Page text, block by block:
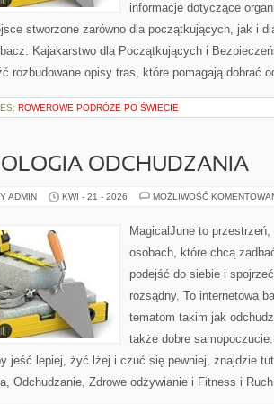
informacje dotyczące
stworzone zarówno dla początkujących, jak i
Kajakarstwo dla Początkujących i
rozbudowane opisy tras, które pomagają dobrać
ROWEROWE PODRÓŻE PO ŚWIECIE
ODCHUDZANIA
ADMIN KWI - 21 - 2026 MOŻLIWOŚĆ
MagicalJune to
osobach, które chcą
podejść do siebie i
rozsądny. To internetowa
tematom takim jak
także dobre
jeść lepiej, żyć lżej i czuć się pewniej, znajdzie
Odchudzanie, Zdrowe odżywianie i Fitness i